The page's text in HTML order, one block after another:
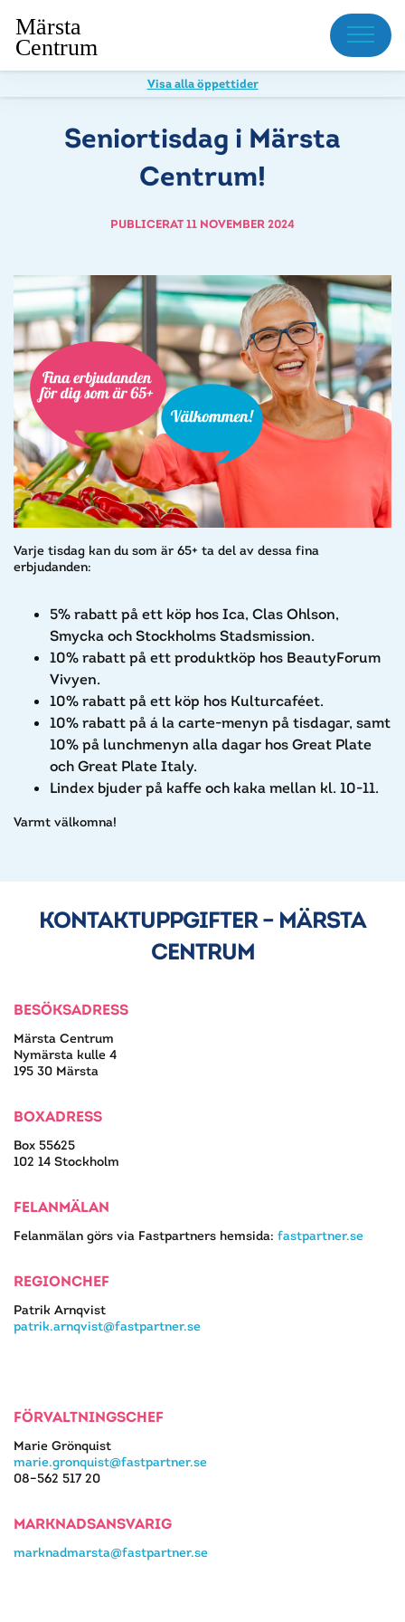
Meny
Visa alla öppettider
Seniortisdag i Märsta
Centrum!
PUBLICERAT 11 NOVEMBER 2024
Varje tisdag kan du som är 65+ ta del av dessa fina
erbjudanden:
5% rabatt på ett köp hos Ica, Clas Ohlson,
Smycka och Stockholms Stadsmission.
10% rabatt på ett produktköp hos BeautyForum
Vivyen.
10% rabatt på ett köp hos Kulturcaféet.
10% rabatt på á la carte-menyn på tisdagar, samt
10% på lunchmenyn alla dagar hos Great Plate
och Great Plate Italy.
Lindex bjuder på kaffe och kaka mellan kl. 10-11.
Varmt välkomna!
KONTAKTUPPGIFTER – MÄRSTA
CENTRUM
BESÖKSADRESS
Märsta Centrum
Nymärsta kulle 4
195 30 Märsta
BOXADRESS
Box 55625
102 14 Stockholm
FELANMÄLAN
Felanmälan görs via Fastpartners hemsida: fastpartner.se
REGIONCHEF
Patrik Arnqvist
patrik.arnqvist@fastpartner.se
FÖRVALTNINGSCHEF
Marie Grönquist
marie.gronquist@fastpartner.se
08–562 517 20
MARKNADSANSVARIG
marknadmarsta@fastpartner.se